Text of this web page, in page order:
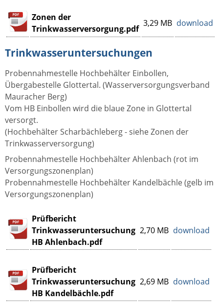
Zonen der
Trinkwasserversorgung.pdf
3,29 MB download
Trinkwasseruntersuchungen
Probennahmestelle Hochbehälter Einbollen,
Übergabestelle Glottertal. (Wasserversorgungsverband
Mauracher Berg)
Vom HB Einbollen wird die blaue Zone in Glottertal
versorgt.
(Hochbehälter Scharbächleberg - siehe Zonen der
Trinkwasserversorgung)
Probennahmestelle Hochbehälter Ahlenbach (rot im
Versorgungszonenplan)
Probennahmestelle Hochbehälter Kandelbächle (gelb im
Versorgungszonenplan)
Prüfbericht
Trinkwasseruntersuchung
HB Ahlenbach.pdf
2,70 MB download
Prüfbericht
Trinkwasseruntersuchung
HB Kandelbächle.pdf
2,69 MB download